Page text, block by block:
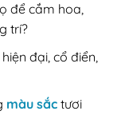
để cắm hoa,
trí?
đại, cổ điển,
màu sắctươi